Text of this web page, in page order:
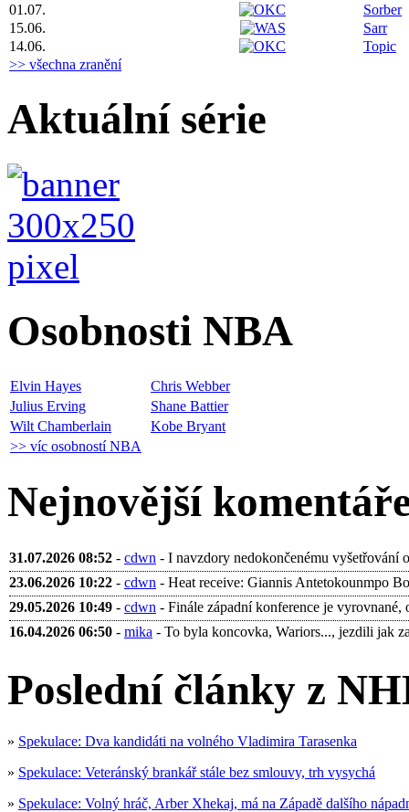
01.07.
Sorber
15.06.
Sarr
14.06.
Topic
>> všechna zranění
Aktuální série
Osobnosti NBA
Elvin Hayes
Chris Webber
Julius Erving
Shane Battier
Wilt Chamberlain
Kobe Bryant
>> víc osobností NBA
Nejnovější
31.07.2026 08:52 - cdwn - I navzdory nedokončenému vyšetřování
23.06.2026 10:22 - cdwn - Heat receive: Giannis Antetokounmpo
29.05.2026 10:49 - cdwn - Finále západní konference je vyrovnané,
16.04.2026 06:50 - mika - To byla koncovka, Wariors..., jezdili jak
Poslední články z
» Spekulace: Dva kandidáti na volného Vladimira Tarasenka
» Spekulace: Veteránský brankář stále bez smlouvy, trh vysychá
» Spekulace: Volný hráč, Arber Xhekaj, má na Západě dalšího